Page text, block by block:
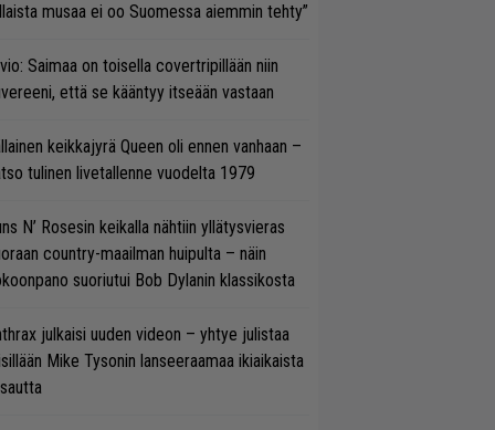
musaa ei oo Suomessa aiemmin tehty”
Saimaa on toisella covertripillään niin
että se kääntyy itseään vastaan
keikkajyrä Queen oli ennen vanhaan –
tulinen livetallenne vuodelta 1979
N’ Rosesin keikalla nähtiin yllätysvieras
country-maailman huipulta – näin
suoriutui Bob Dylanin klassikosta
julkaisi uuden videon – yhtye julistaa
Mike Tysonin lanseeraamaa ikiaikaista